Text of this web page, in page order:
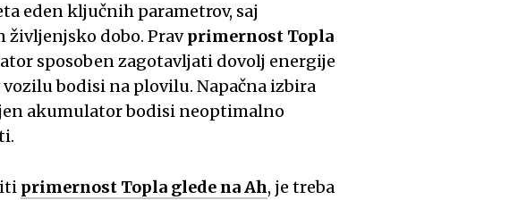
eden ključnih parametrov, saj
življenjsko dobo. Pravprimernost Topla
sposoben zagotavljati dovolj energije
bodisi na plovilu. Napačna izbira
akumulator bodisi neoptimalno
primernost Topla glede na Ah, je treba